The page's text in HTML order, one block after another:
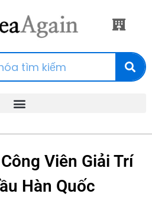
Viên Giải Trí
Hàn Quốc